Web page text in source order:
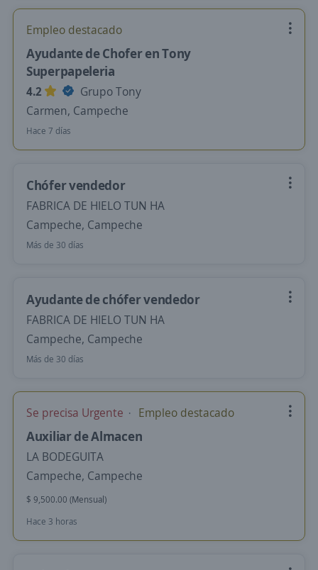
Empleo destacado
Ayudante de Chofer en Tony
Superpapeleria
4.2
Grupo Tony
Carmen, Campeche
Hace 7 días
Chófer vendedor
FABRICA DE HIELO TUN HA
Campeche, Campeche
Más de 30 días
Ayudante de chófer vendedor
FABRICA DE HIELO TUN HA
Campeche, Campeche
Más de 30 días
Se precisa Urgente Empleo destacado
Auxiliar de Almacen
LA BODEGUITA
Campeche, Campeche
$ 9,500.00 (Mensual)
Hace 3 horas